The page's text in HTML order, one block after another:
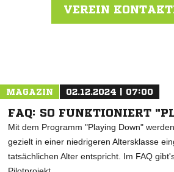
VEREIN
MAGAZIN 02.12.2024 | 07:00
FAQ: SO FUNKTIONIERT
Mit dem Programm "Playing Down"
gezielt in einer niedrigeren Altersklasse
tatsächlichen Alter entspricht. Im FAQ